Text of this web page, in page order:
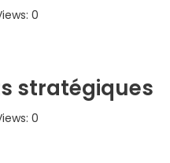
0
stratégiques
0